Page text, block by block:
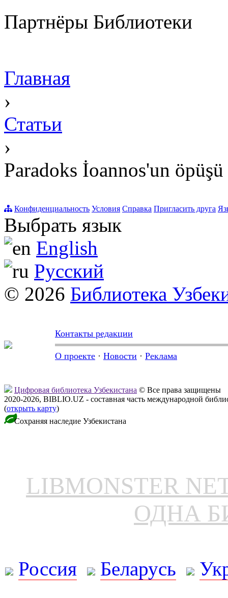
Партнёры Библиотеки
Главная
›
Статьи
›
Paradoks İoannos'un öpüşü
Конфиденциальность Условия Справка Пригласить друга
Выбрать язык
English
Русский
© 2026 Библиотека
Контакты редакции
О проекте · Новости · Реклама
Цифровая библиотека Узбекистана © Все права защищены
2020-2026, BIBLIO.UZ - составная часть международной
(открыть карту)
Сохраняя наследие Узбекистана
LIBMONSTER
ОДНА
Россия Беларусь